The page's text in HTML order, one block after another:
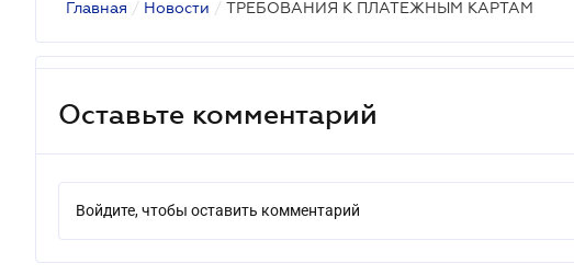
Главная / Новости / ТРЕБОВАНИЯ К ПЛАТЕЖНЫМ КАРТАМ
Оставьте комментарий
Войдите, чтобы оставить комментарий